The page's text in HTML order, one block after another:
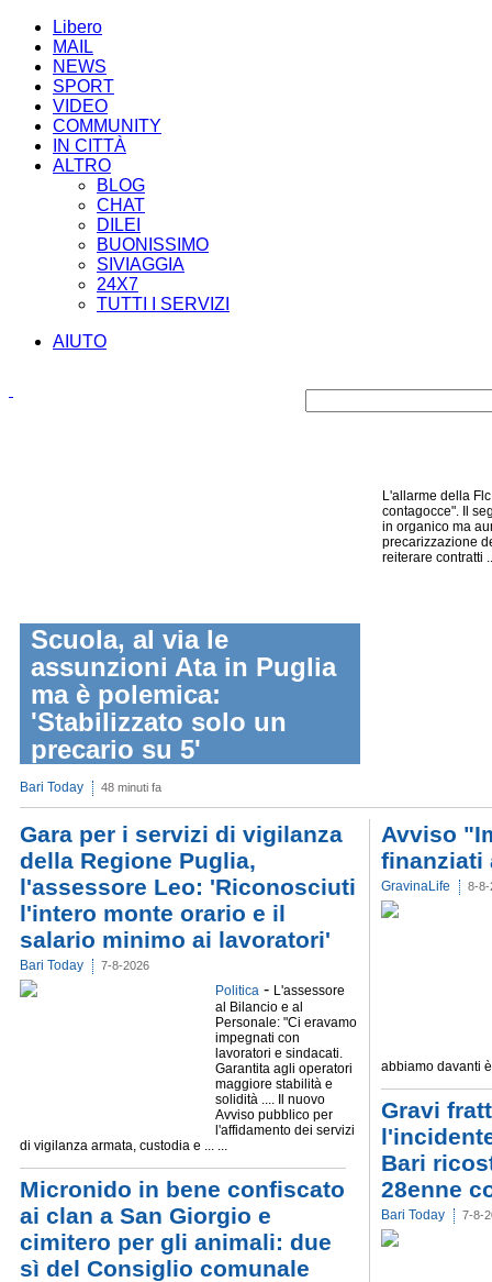
Libero
MAIL
NEWS
SPORT
VIDEO
COMMUNITY
IN CITTÀ
ALTRO
BLOG
CHAT
DILEI
BUONISSIMO
SIVIAGGIA
24X7
TUTTI I SERVIZI
AIUTO
Scuola, al via le
assunzioni Ata in Puglia
ma è polemica:
'Stabilizzato solo un
precario su 5'
Bari Today 48 minuti fa
L'allarme della
contagocce". Il
in organico ma
precarizzazione
reiterare contratti
Gara per i servizi di vigilanza
della Regione Puglia,
l'assessore Leo: 'Riconosciuti
l'intero monte orario e il
salario minimo ai lavoratori'
Bari Today 7-8-2026
Politica - L'assessore
al Bilancio e al
Personale: "Ci eravamo
impegnati con
lavoratori e sindacati.
Garantita agli operatori
maggiore stabilità e
solidità .... Il nuovo
Avviso pubblico per
l'affidamento dei servizi
di vigilanza armata, custodia e ... ...
Micronido in bene confiscato
ai clan a San Giorgio e
cimitero per gli animali: due
sì del Consiglio comunale
Avviso
finanziati
GravinaLife 8-8-
abbiamo davanti è
Gravi
Bari
28enne
Bari Today 7-8-